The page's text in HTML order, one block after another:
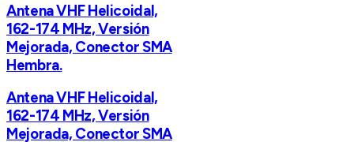
Antena VHF Helicoidal,
162-174 MHz, Versión
Mejorada, Conector SMA
Hembra.
Antena VHF Helicoidal,
162-174 MHz, Versión
Mejorada, Conector SMA